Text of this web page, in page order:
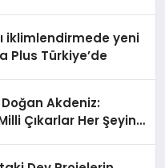
iklimlendirmede yeni
Plus Türkiye’de
Akdeniz:
Çıkarlar Her Şeyin